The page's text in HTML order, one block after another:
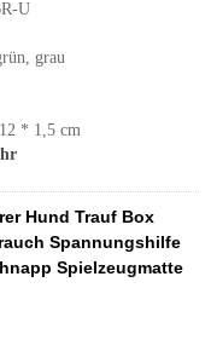
U
grau
* 1,5 cm
Hund Trauf Box
Spannungshilfe
Spielzeugmatte